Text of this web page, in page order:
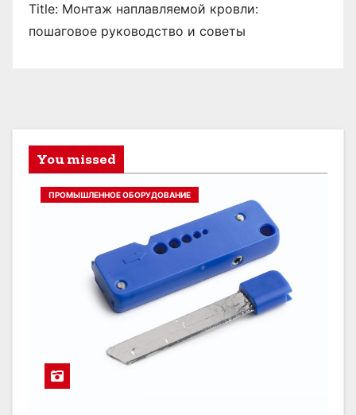
Title: Монтаж наплавляемой кровли:
пошаговое руководство и советы
You missed
ПРОМЫШЛЕННОЕ ОБОРУДОВАНИЕ